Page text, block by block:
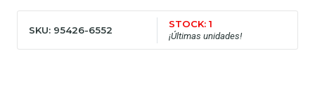
SKU: 95426-6552
STOCK: 1
¡Últimas unidades!